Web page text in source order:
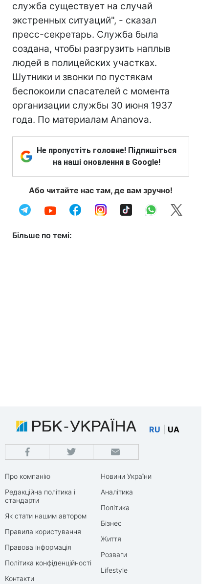
служба существует на случай
экстренных ситуаций", - сказал
пресс-секретарь. Служба была
создана, чтобы разгрузить наплыв
людей в полицейских участках.
Шутники и звонки по пустякам
беспокоили спасателей с момента
организации службы 30 июня 1937
года. По материалам Ananova.
Не пропустіть головне! Підпишіться
на наші оновлення в Google!
Або читайте нас там, де вам зручно!
Більше по темі:
RU UA
Про компанію
Редакційна політика і
стандарти
Як стати нашим автором
Правила користування
Правова інформація
Політика конфіденційності
Контакти
Новини України
Аналітика
Політика
Бізнес
Життя
Розваги
Lifestyle